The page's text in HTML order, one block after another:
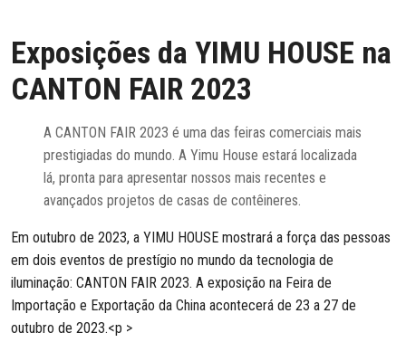
Exposições da YIMU HOUSE na
CANTON FAIR 2023
A CANTON FAIR 2023 é uma das feiras comerciais mais
prestigiadas do mundo. A Yimu House estará localizada
lá, pronta para apresentar nossos mais recentes e
avançados projetos de casas de contêineres.
Em outubro de 2023, a YIMU HOUSE mostrará a força das pessoas
em dois eventos de prestígio no mundo da tecnologia de
iluminação: CANTON FAIR 2023. A exposição na Feira de
Importação e Exportação da China acontecerá de 23 a 27 de
outubro de 2023.<p >